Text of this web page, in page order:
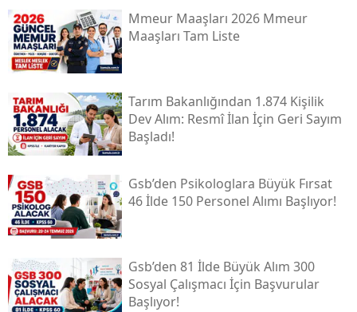
Mmeur Maaşları 2026 Mmeur
Maaşları Tam Liste
Tarım Bakanlığından 1.874 Kişilik
Dev Alım: Resmî İlan İçin Geri Sayım
Başladı!
Gsb’den Psikologlara Büyük Fırsat
46 İlde 150 Personel Alımı Başlıyor!
Gsb’den 81 İlde Büyük Alım 300
Sosyal Çalışmacı İçin Başvurular
Başlıyor!